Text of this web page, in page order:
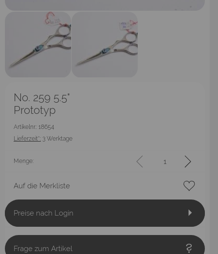
No. 259 5.5"
Prototyp
Artikelnr.: 18654
Lieferzeit*: 3 Werktage
Menge:
Auf die Merkliste
Preise nach Login
Frage zum Artikel